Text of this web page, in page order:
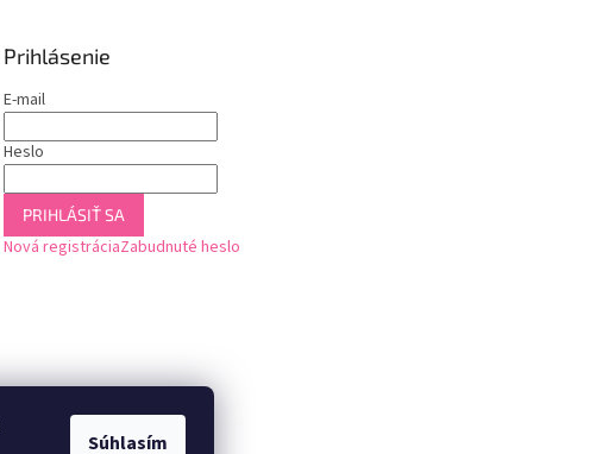
Súhlasím
Prihlásenie
E-mail
Heslo
PRIHLÁSIŤ SA
Nová registráciaZabudnuté heslo